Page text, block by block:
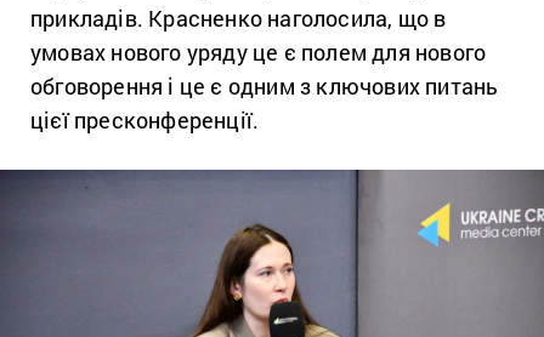
прикладів. Красненко наголосила, що в
умовах нового уряду це є полем для нового
обговорення і це є одним з ключових питань
цієї пресконференції.